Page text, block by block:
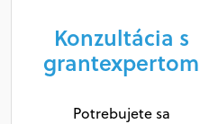
Konzultácia s
grantexpertom
Potrebujete sa